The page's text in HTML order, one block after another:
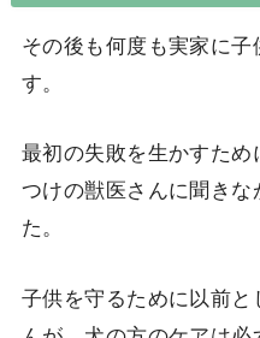
その後も何度も実家に子
す。
最初の失敗を生かすため
つけの獣医さんに聞き
た。
子供を守るために以前